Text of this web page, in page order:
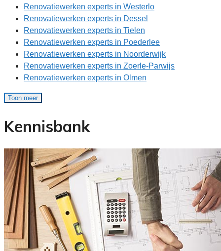
Renovatiewerken experts in Westerlo
Renovatiewerken experts in Dessel
Renovatiewerken experts in Tielen
Renovatiewerken experts in Poederlee
Renovatiewerken experts in Noorderwijk
Renovatiewerken experts in Zoerle-Parwijs
Renovatiewerken experts in Olmen
Toon meer
Kennisbank